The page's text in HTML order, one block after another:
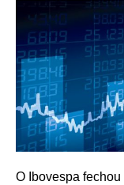
O Ibovespa